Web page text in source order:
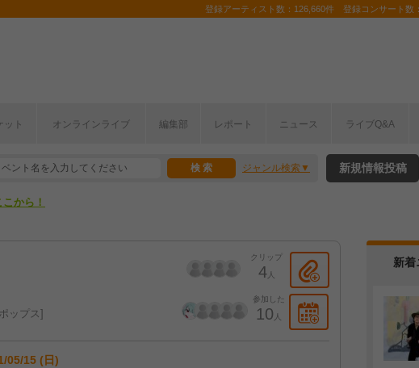
登録アーティスト数：126,660件 登録コンサート
ット オンラインライブ 編集部 レポート ニュース ライブQ&A
ジャンル検索
半期編発表！
から！
新規情報投稿
クリップ
4人
参加した
10 人
ップス
05/15 (日)
新着